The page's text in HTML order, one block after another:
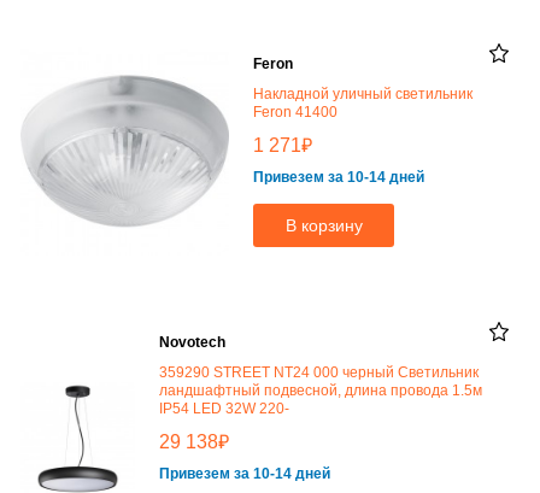
Feron
Накладной уличный светильник
Feron 41400
1 271₽
Привезем за 10-14 дней
В корзину
Novotech
359290 STREET NT24 000 черный Светильник
ландшафтный подвесной, длина провода 1.5м
IP54 LED 32W 220-
29 138₽
Привезем за 10-14 дней